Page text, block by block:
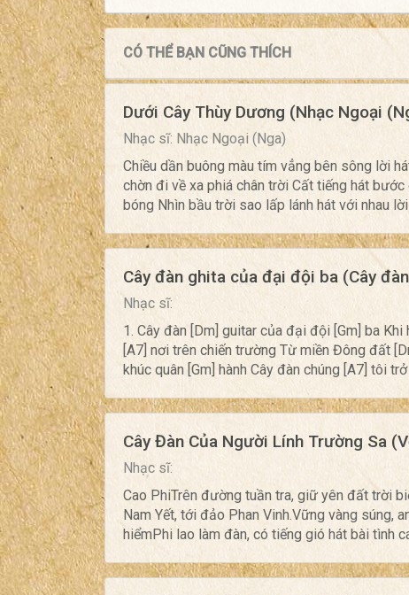
CÓ THỂ BẠN CŨNG THÍCH
Dưới Cây Thùy Dương (Nhạc Ngoại
Nhạc sĩ: Nhạc Ngoại (Nga)
Chiều dần buông màu tím vẳng bên sông lời
chờn đi về xa phiá chân trời Cất tiếng hát
bóng Nhìn bầu trời sao lấp lánh hát với nhau
Cây đàn ghita của đại đội ba (Cây
Nhạc sĩ:
1. Cây đàn [Dm] guitar của đại đội [Gm] ba
[A7] nơi trên chiến trường Từ miền Đông đất
khúc quân [Gm] hành Cây đàn chúng [A7] tôi
Cây Đàn Của Người Lính Trường Sa
Nhạc sĩ:
Cao PhiTrên đường tuần tra, giữ yên đất trời
Nam Yết, tới đảo Phan Vinh.Vững vàng súng,
hiểmPhi lao làm đàn, có tiếng gió hát bài tình